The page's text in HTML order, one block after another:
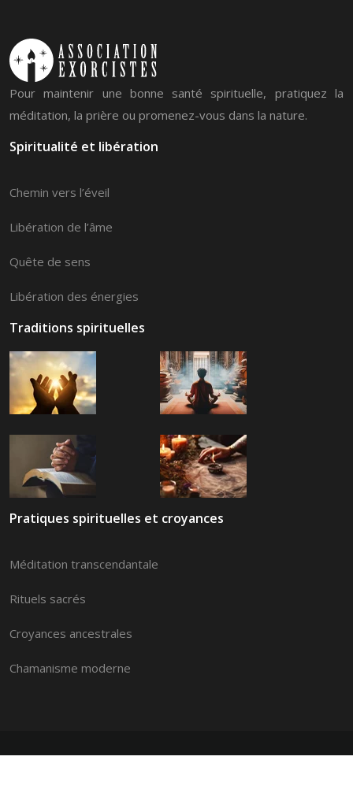
Pour maintenir une bonne santé spirituelle, pratiquez la
méditation, la prière ou promenez-vous dans la nature.
Spiritualité et libération
Chemin vers l’éveil
Libération de l’âme
Quête de sens
Libération des énergies
Traditions spirituelles
Pratiques spirituelles et croyances
Méditation transcendantale
Rituels sacrés
Croyances ancestrales
Chamanisme moderne